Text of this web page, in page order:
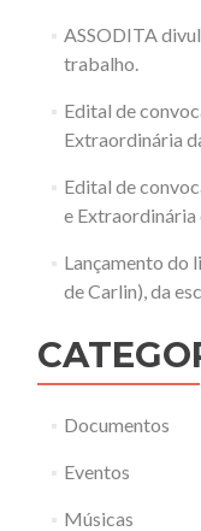
ASSODITA
trabalho.
Edital de
Extraordinária
Edital de
e Extraordinária
Lançamento do
de Carlin), da
Documentos
Eventos
Músicas